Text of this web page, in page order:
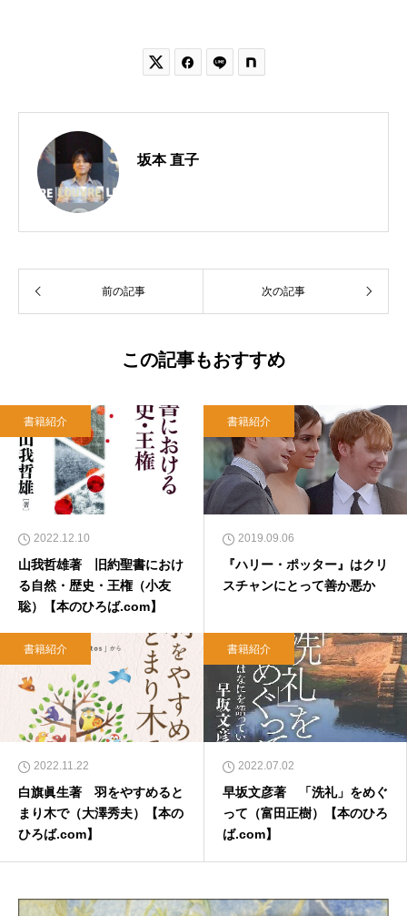
 
坂本 直子
前の記事 次の記事
この記事もおすすめ
書籍紹介
2022.12.10
山我哲雄著 旧約聖書におけ
る自然・歴史・王権（小友
聡）【本のひろば.com】
書籍紹介
2019.09.06
『ハリー・ポッター』はクリ
スチャンにとって善か悪か
書籍紹介
2022.11.22
白旗眞生著 羽をやすめると
まり木で（大澤秀夫）【本の
ひろば.com】
書籍紹介
2022.07.02
早坂文彦著 「洗礼」をめぐ
って（富田正樹）【本のひろ
ば.com】